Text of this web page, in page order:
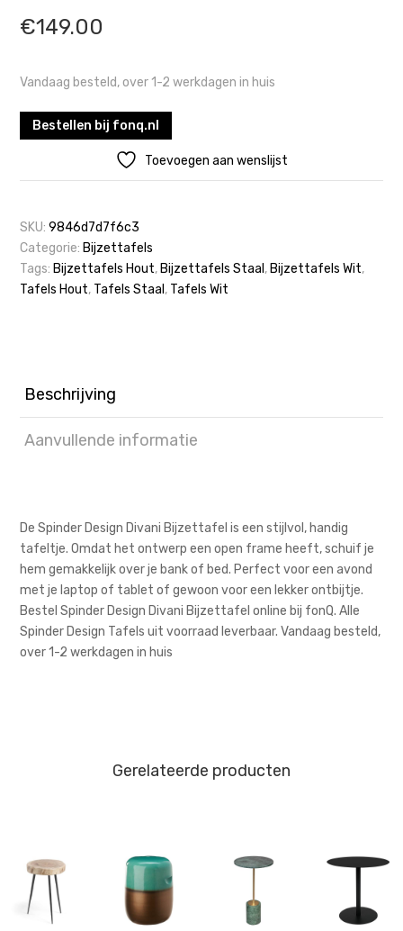
€149.00
Vandaag besteld, over 1-2 werkdagen in huis
Bestellen bij fonq.nl
Toevoegen aan wenslijst
SKU:9846d7d7f6c3
Categorie: Bijzettafels
Tags: Bijzettafels Hout, Bijzettafels Staal , Bijzettafels Wit,
Tafels Hout, Tafels Staal , Tafels Wit
Beschrijving
Aanvullende informatie
De Spinder Design Divani Bijzettafel is een stijlvol, handig
tafeltje. Omdat het ontwerp een open frame heeft, schuif je
hem gemakkelijk over je bank of bed. Perfect voor een avond
met je laptop of tablet of gewoon voor een lekker ontbijtje.
Bestel Spinder Design Divani Bijzettafel online bij fonQ. Alle
Spinder Design Tafels uit voorraad leverbaar. Vandaag besteld,
over 1-2 werkdagen in huis
Gerelateerde producten